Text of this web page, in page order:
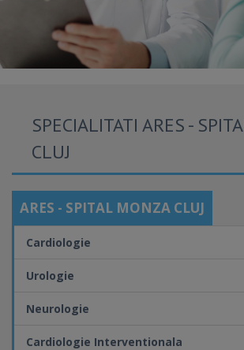
SPECIALITATI ARES -
CLUJ
ARES - SPITAL MONZA CLUJ
Cardiologie
Urologie
Neurologie
Cardiologie Interventionala